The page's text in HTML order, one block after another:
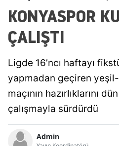
KONYASPOR
ÇALIŞTI
Ligde 16’ncı haftayı
yapmadan geçiren
maçının hazırlıklarını
çalışmayla sürdürdü
Admin